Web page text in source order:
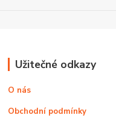
Užitečné odkazy
O nás
Obchodní podmínky